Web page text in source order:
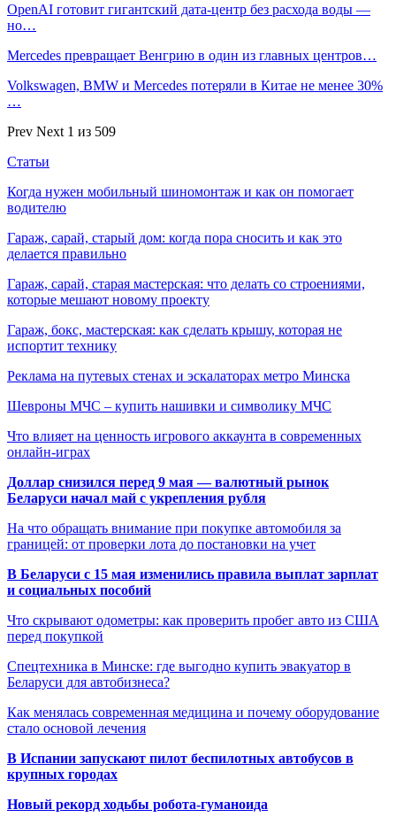
OpenAI готовит гигантский дата-центр без расхода воды —
но…
Mercedes превращает Венгрию в один из главных центров…
Volkswagen, BMW и Mercedes потеряли в Китае не менее 30%
…
Prev Next 1 из 509
Статьи
Когда нужен мобильный шиномонтаж и как он помогает
водителю
Гараж, сарай, старый дом: когда пора сносить и как это
делается правильно
Гараж, сарай, старая мастерская: что делать со строениями,
которые мешают новому проекту
Гараж, бокс, мастерская: как сделать крышу, которая не
испортит технику
Реклама на путевых стенах и эскалаторах метро Минска
Шевроны МЧС – купить нашивки и символику МЧС
Что влияет на ценность игрового аккаунта в современных
онлайн-играх
Доллар снизился перед 9 мая — валютный рынок
Беларуси начал май с укрепления рубля
На что обращать внимание при покупке автомобиля за
границей: от проверки лота до постановки на учет
В Беларуси с 15 мая изменились правила выплат зарплат
и социальных пособий
Что скрывают одометры: как проверить пробег авто из США
перед покупкой
Спецтехника в Минске: где выгодно купить эвакуатор в
Беларуси для автобизнеса?
Как менялась современная медицина и почему оборудование
стало основой лечения
В Испании запускают пилот беспилотных автобусов в
крупных городах
Новый рекорд ходьбы робота-гуманоида